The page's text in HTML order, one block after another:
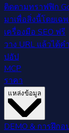
ติดตามทราฟฟิก
มาเพื่อสิ่งนี้โดยเฉ
เครื่องมือ SEO ฟรี
วาง URL แล้วได้
ปอัป
MCP
ราคา
แหล่งข้อมูล
DEMO & การฝึกอ